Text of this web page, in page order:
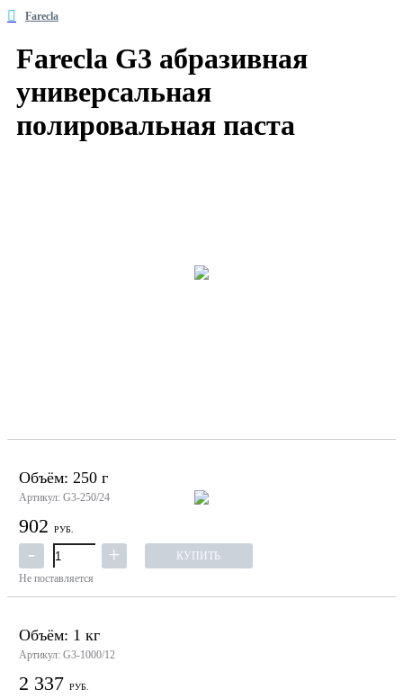
Farecla
Farecla G3 абразивная
универсальная
полировальная паста
Объём: 250 г
Артикул: G3-250/24
902 РУБ.
КУПИТЬ
Не поставляется
Объём: 1 кг
Артикул: G3-1000/12
2 337 РУБ.